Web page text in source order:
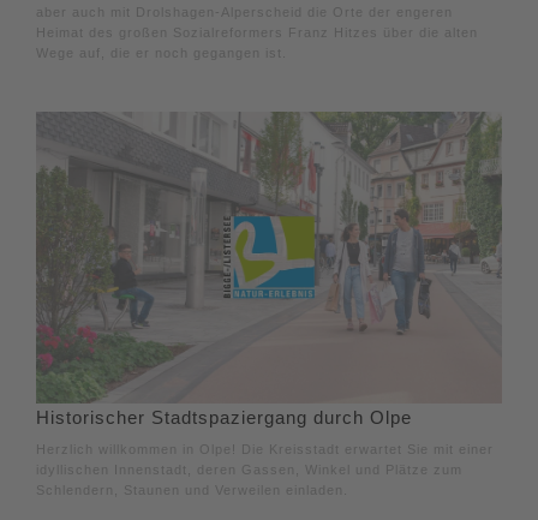
aber auch mit Drolshagen-Alperscheid die Orte der engeren
Heimat des großen Sozialreformers Franz Hitzes über die alten
Wege auf, die er noch gegangen ist.
Historischer Stadtspaziergang durch Olpe
Herzlich willkommen in Olpe! Die Kreisstadt erwartet Sie mit einer
idyllischen Innenstadt, deren Gassen, Winkel und Plätze zum
Schlendern, Staunen und Verweilen einladen.